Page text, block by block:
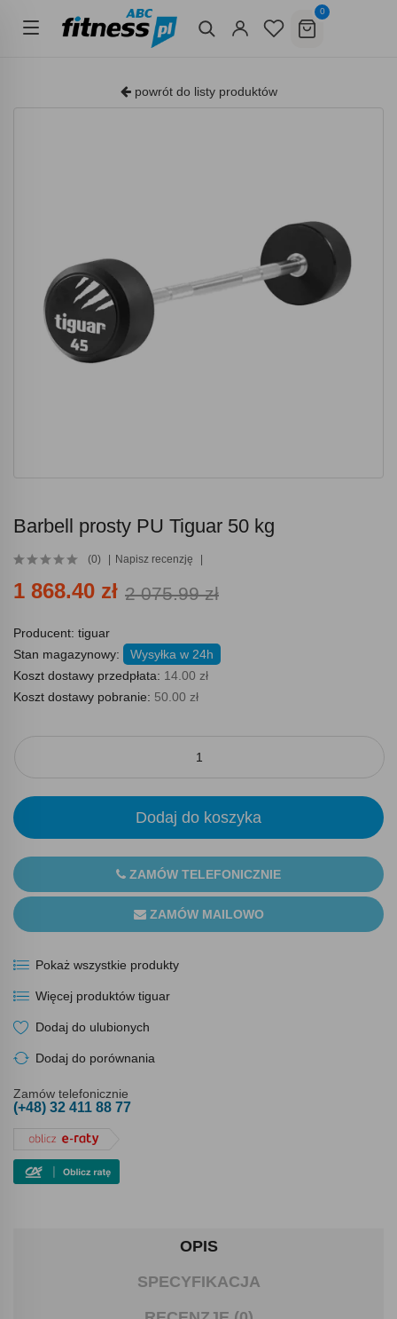
0
powrót do listy produktów
Barbell prosty PU Tiguar 50 kg
(0) Napisz recenzję
1 868.40 zł 2 075.99 zł
Producent: tiguar
Stan magazynowy:
Wysyłka w 24h
Koszt dostawy przedpłata: 14.00 zł
Koszt dostawy pobranie: 50.00 zł
Dodaj do koszyka
ZAMÓW TELEFONICZNIE
ZAMÓW MAILOWO
Pokaż wszystkie produkty
Więcej produktów tiguar
Dodaj do ulubionych
Dodaj do porównania
Zamów telefonicznie
(+48) 32 411 88 77
OPIS
SPECYFIKACJA